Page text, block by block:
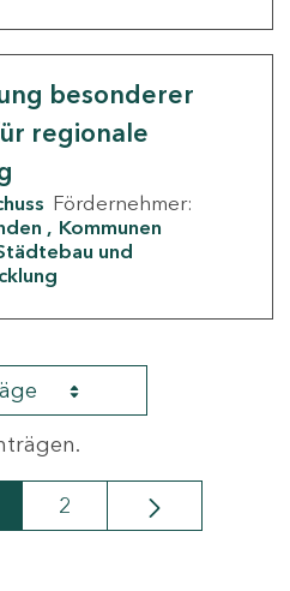
besonderer
regionale
Fördernehmer:
Kommunen
und
Seite
2